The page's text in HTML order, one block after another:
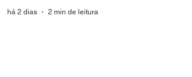
há 2 dias 2 min de leitura